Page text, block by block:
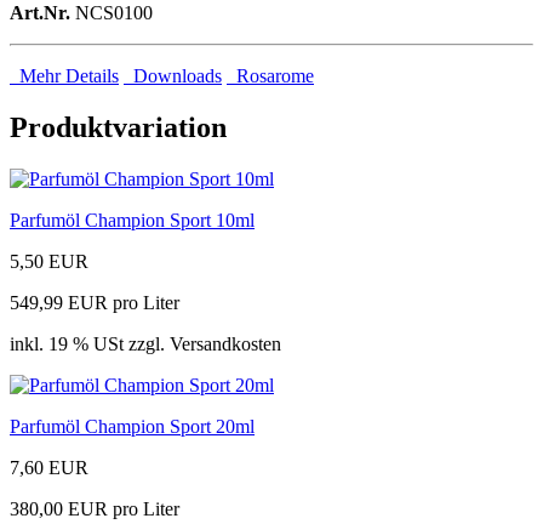
Art.Nr. NCS0100
Mehr Details Downloads Rosarome
Produktvariation
Parfumöl Champion Sport 10ml
5,50 EUR
549,99 EUR pro Liter
inkl. 19 % USt zzgl. Versandkosten
Parfumöl Champion Sport 20ml
7,60 EUR
380,00 EUR pro Liter